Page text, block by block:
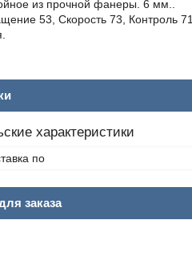
из прочной фанеры. 6 мм..
53, Скорость 73, Контроль 71.
характеристики
по
заказа